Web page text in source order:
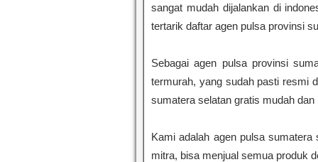
sangat mudah dijalankan di
tertarik daftar agen pulsa provinsi
Sebagai agen pulsa provinsi
termurah, yang sudah pasti resmi
sumatera selatan gratis mudah
Kami adalah agen pulsa
mitra, bisa menjual semua produk